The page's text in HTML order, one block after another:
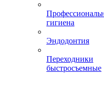
гигиена
Эндодонтия
Переходники
быстросъемные